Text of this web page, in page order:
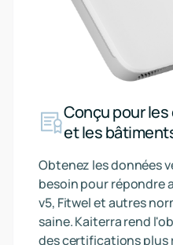
Conçu pour
et les
Obtenez les données
besoin pour répondre
v5, Fitwel et autres
saine. Kaiterra rend
des certifications plus